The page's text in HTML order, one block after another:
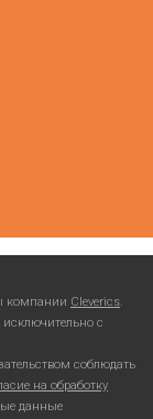
компании Cleverics.
исключительно с
соблюдать
на обработку
данные